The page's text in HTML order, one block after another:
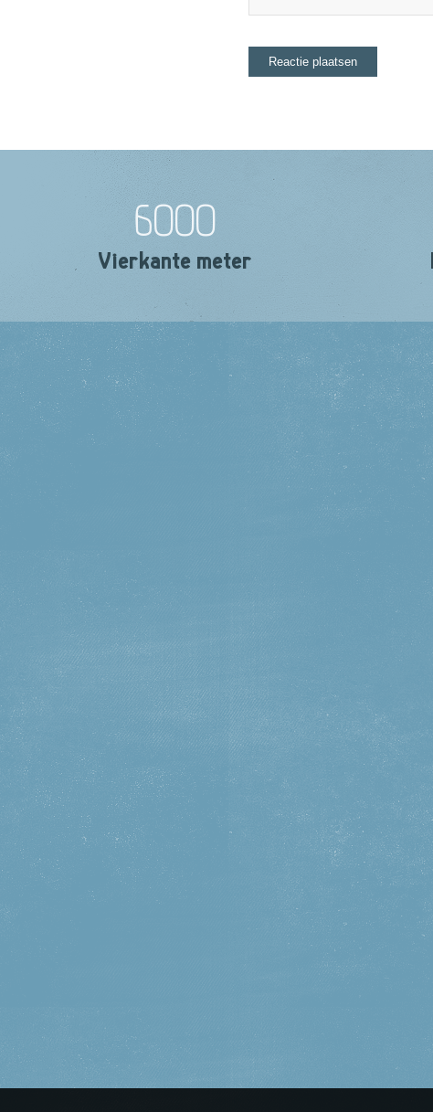
6000
Vierkante meter